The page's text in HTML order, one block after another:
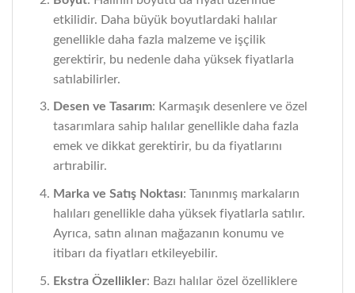
etkilidir. Daha büyük boyutlardaki halılar
genellikle daha fazla malzeme ve işçilik
gerektirir, bu nedenle daha yüksek fiyatlarla
satılabilirler.
Desen ve Tasarım: Karmaşık desenlere ve özel
tasarımlara sahip halılar genellikle daha fazla
emek ve dikkat gerektirir, bu da fiyatlarını
artırabilir.
Marka ve Satış Noktası: Tanınmış markaların
halıları genellikle daha yüksek fiyatlarla satılır.
Ayrıca, satın alınan mağazanın konumu ve
itibarı da fiyatları etkileyebilir.
Ekstra Özellikler: Bazı halılar özel özelliklere